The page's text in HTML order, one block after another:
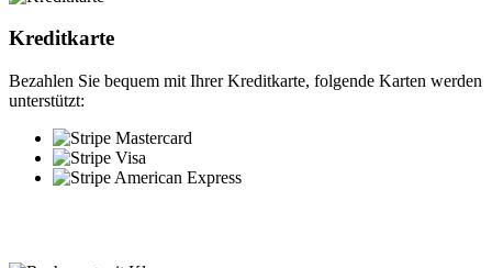
Kreditkarte
Bezahlen Sie bequem mit Ihrer Kreditkarte, folgende Karten werden
unterstützt: